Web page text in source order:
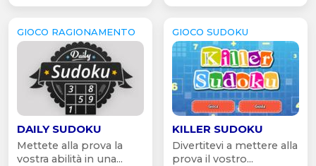
GIOCO RAGIONAMENTO
DAILY SUDOKU
Mettete alla prova la
vostra abilità in una...
GIOCO SUDOKU
KILLER SUDOKU
Divertitevi a mettere alla
prova il vostro...